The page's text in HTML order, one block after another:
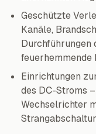
Geschützte
Kanäle,
Durchführungen
feuerhemmende
Einrichtungen
des DC-Stroms
Wechselrichter